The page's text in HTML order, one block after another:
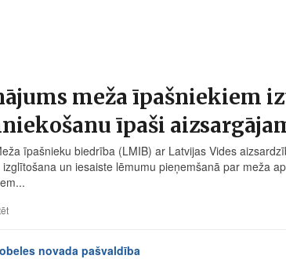
meža īpašniekiem
īpaši
īpašnieku biedrība (LMIB) ar Latvijas Vides
un iesaiste lēmumu pieņemšanā par meža
novada pašvaldība